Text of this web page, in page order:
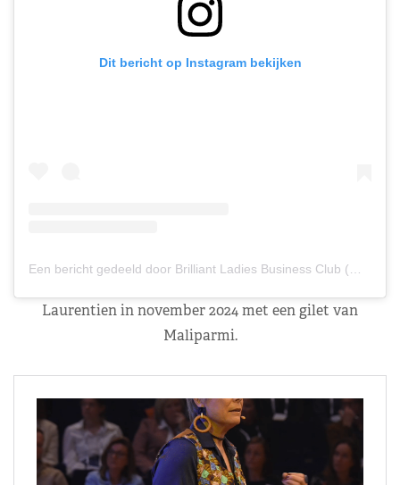
Dit bericht op Instagram bekijken
Laurentien in november 2024 met een gilet van
Maliparmi.